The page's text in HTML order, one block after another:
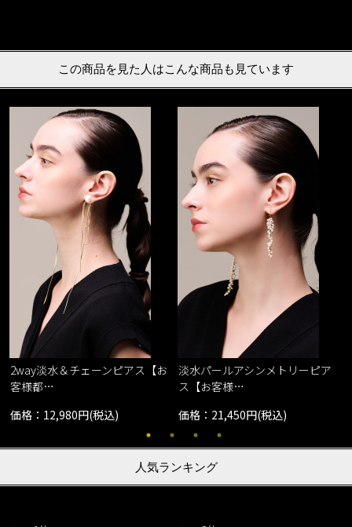
この商品を見た人はこんな商品も見ています
2way淡水＆チェーンピアス【お
客様都…
価格：12,980円(税込)
淡水パールアシンメトリーピア
ス【お客様…
価格：21,450円(税込)
人気ランキング